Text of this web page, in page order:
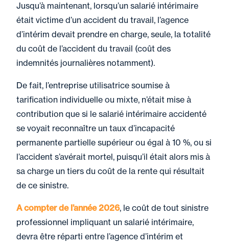
Jusqu’à maintenant, lorsqu’un salarié intérimaire
était victime d’un accident du travail, l’agence
d’intérim devait prendre en charge, seule, la totalité
du coût de l’accident du travail (coût des
indemnités journalières notamment).
De fait, l’entreprise utilisatrice soumise à
tarification individuelle ou mixte, n’était mise à
contribution que si le salarié intérimaire accidenté
se voyait reconnaître un taux d’incapacité
permanente partielle supérieur ou égal à 10 %, ou si
l’accident s’avérait mortel, puisqu’il était alors mis à
sa charge un tiers du coût de la rente qui résultait
de ce sinistre.
A compter de l’année 2026, le coût de tout sinistre
professionnel impliquant un salarié intérimaire,
devra être réparti entre l’agence d’intérim et